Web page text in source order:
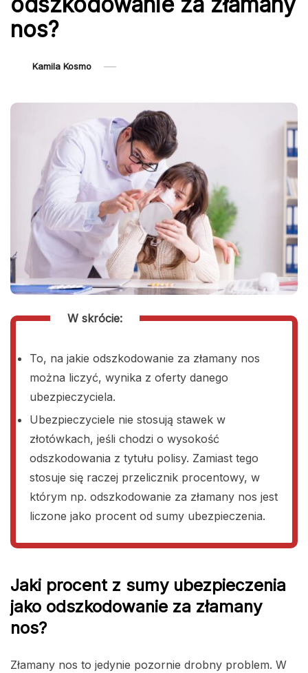
nos?
Kamila Kosmo
W skrócie:
To, na jakie odszkodowanie za złamany nos
można liczyć, wynika z oferty danego
ubezpieczyciela.
Ubezpieczyciele nie stosują stawek w
złotówkach, jeśli chodzi o wysokość
odszkodowania z tytułu polisy. Zamiast tego
stosuje się raczej przelicznik procentowy, w
którym np. odszkodowanie za złamany nos jest
liczone jako procent od sumy ubezpieczenia.
Jaki procent z sumy ubezpieczenia
jako odszkodowanie za złamany
nos?
Złamany nos to jedynie pozornie drobny problem. W